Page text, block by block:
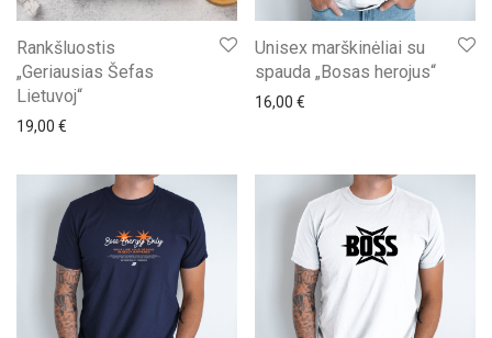
Rankšluostis
„Geriausias Šefas
Lietuvoj“
19,00 €
Unisex marškinėliai su
spauda „Bosas herojus“
16,00 €